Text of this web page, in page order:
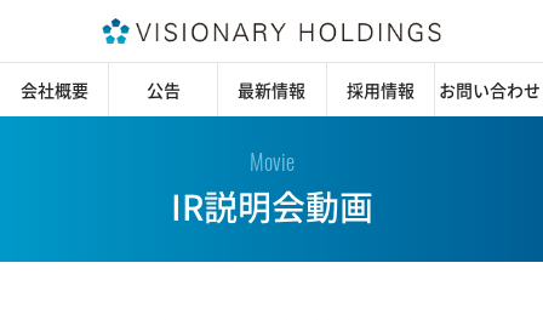
会社概要 公告 最新情報 採用情報 お問い合わせ
Movie
IR説明会動画